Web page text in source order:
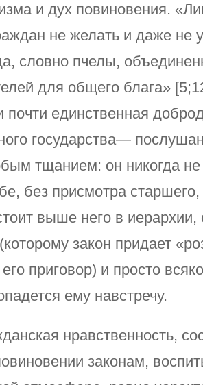
и дух повиновения.
не желать и даже не
словно пчелы,
для общего блага»
почти единственная
государства—
тщанием: он никогда
без присмотра
выше него в иерархии,
закон придает
приговор) и просто
ему навстречу.
нравственность,
законам,